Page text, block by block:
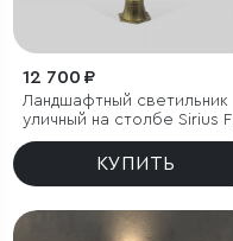
12 700 ₽
Ландшафтный светильник
уличный на столбе Sirius F
черное золото IP44
КУПИТЬ